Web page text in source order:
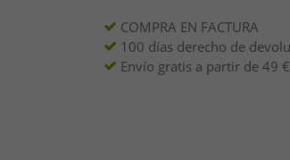
COMPRA EN FACTURA
100 días derecho de
Envío gratis a partir de 49 €